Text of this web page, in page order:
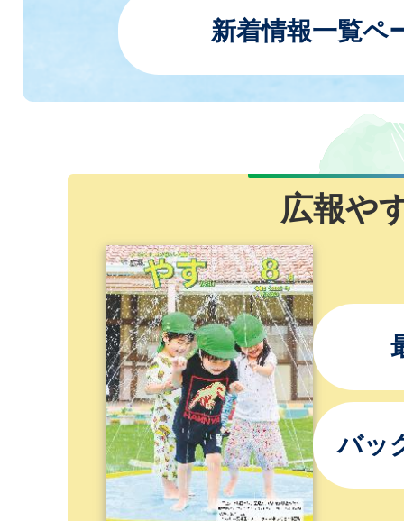
集終了
2026年08月05日
議会定例会(臨時会)会期日程
コンビニ交付における証明
らせ
2026年08月04日
野洲市「学校に通いづらい
つどい」
2026年08月04日
新着情報一覧ペ
広報や
バッ